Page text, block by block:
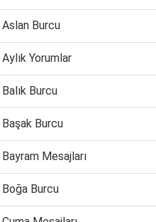
Aslan Burcu
Aylık Yorumlar
Balık Burcu
Başak Burcu
Bayram Mesajları
Boğa Burcu